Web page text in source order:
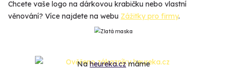
Chcete vaše logo na dárkovou krabičku nebo vlastní
věnování? Více najdete na webu Zážitky pro firmy.
Naheureka.czmáme